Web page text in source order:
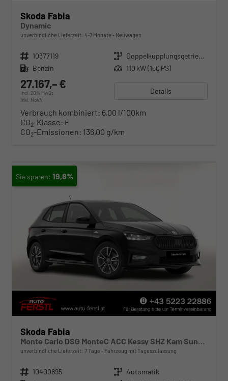
Skoda Fabia
Dynamic
unverbindliche Lieferzeit: 4-7 Monate Neuwagen
Fahrzeugnr. 10377119 Getriebe
Doppelkupplungsgetriebe (DSG)
Kraftstoff Benzin Leistung 110 kW (150 PS)
27.167,– €
incl. 20% MwSt.
inkl. NoVA
Details
Verbrauch kombiniert: 6,00 l/100km
CO2-Klasse: E
CO2-Emissionen: 136,00 g/km
19,8%
Skoda Fabia
Monte Carlo DSG MonteC ACC Kessy SHZ Kam SunS LaneA
unverbindliche Lieferzeit: 7 Tage Fahrzeug mit Tageszulassung
Fahrzeugnr. 10400895 Getriebe Automatik